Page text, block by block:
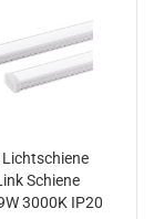
Lichtschiene
Schiene
3000K IP20